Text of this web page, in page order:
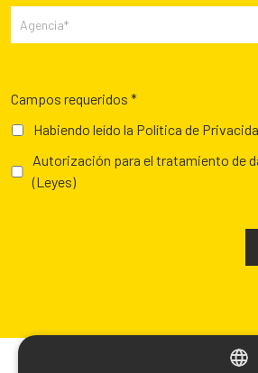
Campos requeridos *
Habiendo leído la Política de
Autorización para el tratamiento de
(Leyes)